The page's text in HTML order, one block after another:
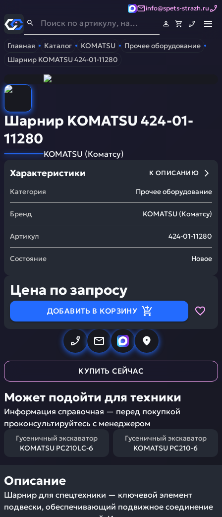
info@spets-strazh.ru
Спец-Страж- Запчасти для спецтехники
Главная Каталог KOMATSU
Прочее оборудование
Шарнир KOMATSU 424-01-11280
Шарнир KOMATSU 424-01-
11280
KOMATSU (Коматсу)
Характеристики К ОПИСАНИЮ
Категория Прочее оборудование
Бренд KOMATSU (Коматсу)
Артикул 424-01-11280
Состояние Новое
Цена по запросу
ДОБАВИТЬ В КОРЗИНУ
КУПИТЬ СЕЙЧАС
Может подойти для техники
Информация справочная — перед покупкой
проконсультируйтесь с менеджером
Гусеничный экскаватор
KOMATSU PC210LC-6
Гусеничный экскаватор
KOMATSU PC210-6
Описание
Шарнир для спецтехники — ключевой элемент
подвески, обеспечивающий подвижное соединение